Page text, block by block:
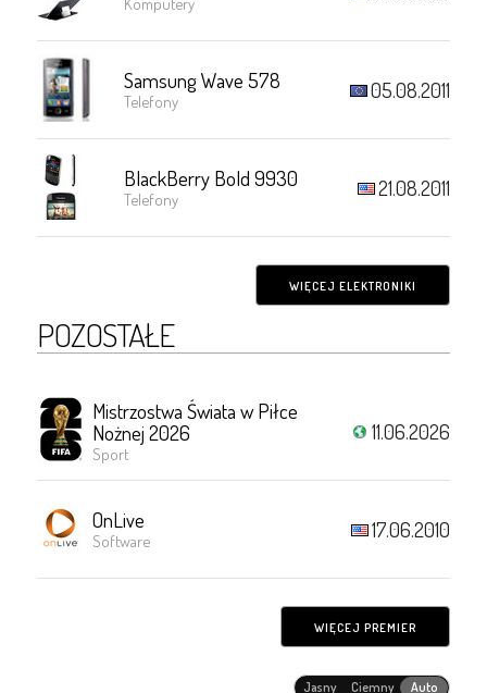
Samsung Wave 578
Telefony 05.08.2011
BlackBerry Bold 9930
Telefony 21.08.2011
WIĘCEJ ELEKTRONIKI
POZOSTAŁE
Mistrzostwa Świata w Piłce
Nożnej 2026
Sport
11.06.2026
OnLive
Software 17.06.2010
WIĘCEJ PREMIER
Jasny Ciemny Auto